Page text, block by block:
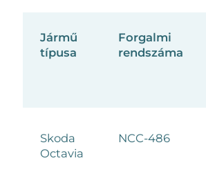
Jármű
típusa
Forgalmi
rendszáma
Skoda
Octavia
NCC-486